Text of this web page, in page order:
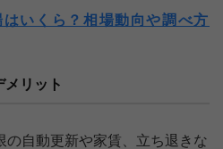
いくら？相場動向や調べ方
メリット
の自動更新や家賃、立ち退きな